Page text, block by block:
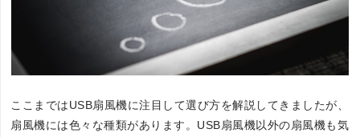
ここまではUSB扇風機に注目して選び方を解説してきましたが、
扇風機には色々な種類があります。USB扇風機以外の扇風機も気